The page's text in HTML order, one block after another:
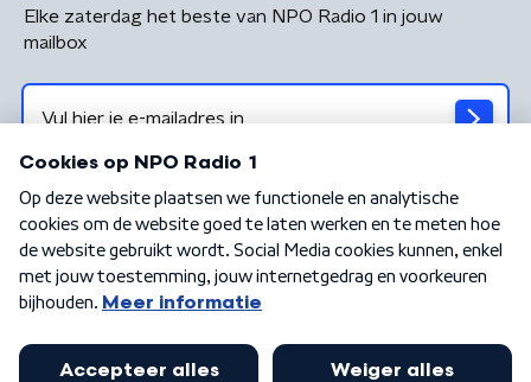
Elke zaterdag het beste van NPO Radio 1 in jouw
mailbox
Algemene voorwaarden